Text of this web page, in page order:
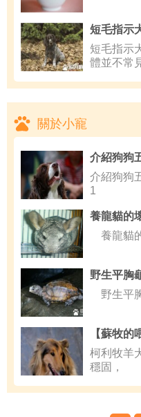
短毛指示
體並不常
關於小寵
介紹狗狗
1
養龍貓的
養龍貓
野生平
【蘇牧
柯利牧羊
穩固，